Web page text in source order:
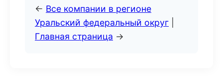
← Все компании в регионе
Уральский федеральный округ
Главная страница →